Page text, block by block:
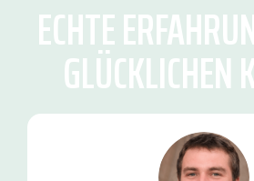
ECHTE
GLÜCKLICHEN